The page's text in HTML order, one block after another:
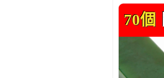
70個